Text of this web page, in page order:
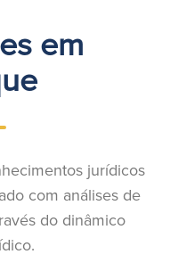
em
jurídicos
com análises de
do dinâmico